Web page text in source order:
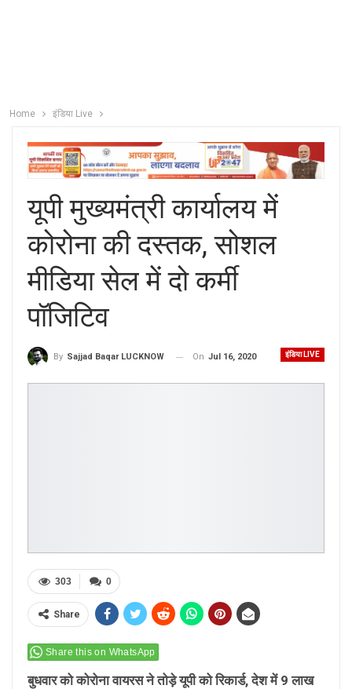
Home इंडिया Live
यूपी मुख्यमंत्री कार्यालय में
कोरोना की दस्तक, सोशल
मीडिया सेल में दो कर्मी
पॉजिटिव
इंडिया LIVE
By Sajjad Baqar LUCKNOW On Jul 16, 2020
0
303
Share
Share this on WhatsApp
बुधवार को कोरोना वायरस ने तोड़े यूपी को रिकार्ड, देश में 9 लाख